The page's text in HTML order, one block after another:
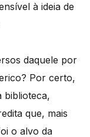
à ideia de
daquele por
Por certo,
biblioteca,
que, mais
o alvo da